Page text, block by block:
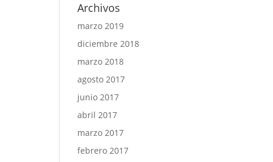
Archivos
marzo 2019
diciembre 2018
marzo 2018
agosto 2017
junio 2017
abril 2017
marzo 2017
febrero 2017